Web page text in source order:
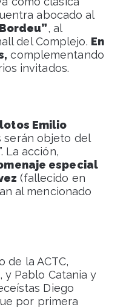
abocado al
, al
del Complejo. En
complementando
invitados.
Emilio
serán objeto del
La acción,
especial
(fallecido en
al mencionado
de la ACTC,
y Pablo Catania y
Diego
por primera